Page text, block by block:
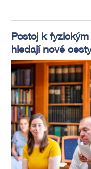
Postoj k
hledají nové